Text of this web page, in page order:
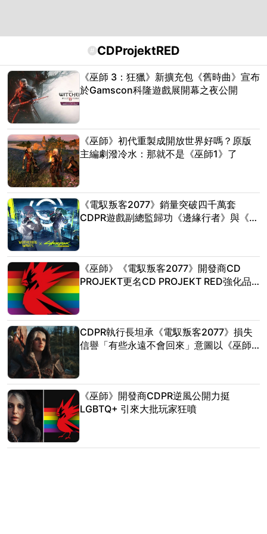
# CDProjektRED
《巫師 3：狂獵》新擴充包《舊時曲》宣布
於Gamscon科隆遊戲展開幕之夜公開
《巫師》初代重製成開放世界好嗎？原版
主編劇潑冷水：那就不是《巫師1》了
《電馭叛客2077》銷量突破四千萬套
CDPR遊戲副總監歸功《邊緣行者》與《鳴
《巫師》《電馭叛客2077》開發商CD
PROJEKT更名CD PROJEKT RED強化品
CDPR執行長坦承《電馭叛客2077》損失
信譽「有些永遠不會回來」意圖以《巫師
《巫師》開發商CDPR逆風公開力挺
LGBTQ+ 引來大批玩家狂噴